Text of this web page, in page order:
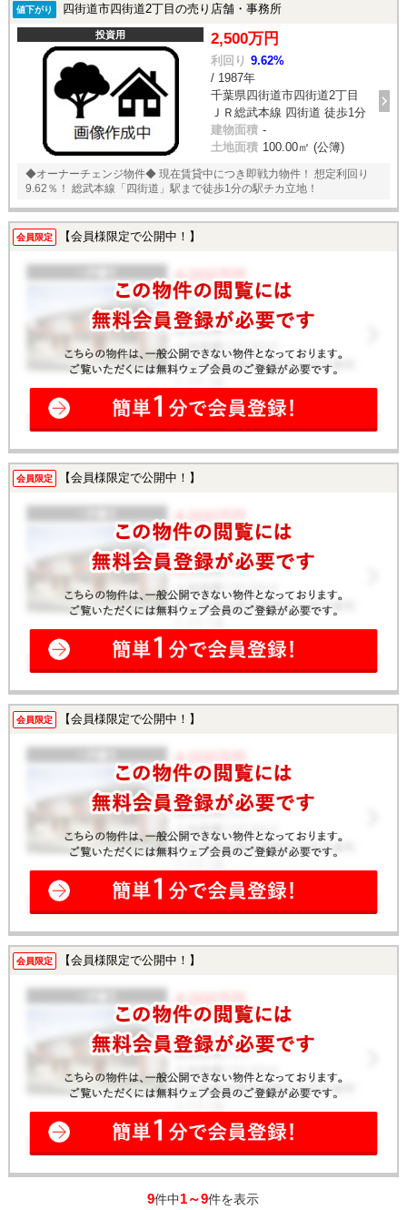
値下がり 四街道市四街道2丁目の売り店舗・事務所
投資用 2,500万円
利回り 9.62%
/ 1987年
千葉県四街道市四街道2丁目
ＪＲ総武本線 四街道 徒歩1分
建物面積 -
土地面積 100.00㎡ (公簿)
◆オーナーチェンジ物件◆ 現在賃貸中につき即戦力物件！ 想定利回り
9.62％！ 総武本線「四街道」駅まで徒歩1分の駅チカ立地！
会員限定 【会員様限定で公開中！】
会員限定 【会員様限定で公開中！】
会員限定 【会員様限定で公開中！】
会員限定 【会員様限定で公開中！】
9件中1～9件を表示